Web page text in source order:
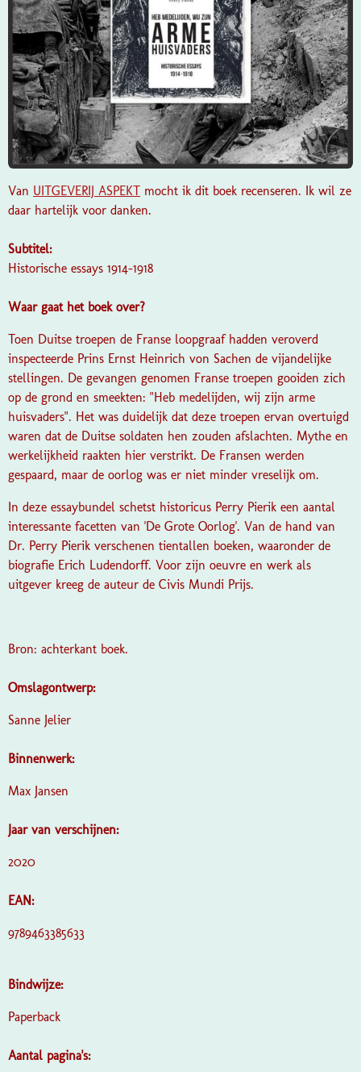
Van UITGEVERIJ ASPEKT mocht ik dit boek recenseren. Ik wil ze
daar hartelijk voor danken.
Subtitel:
Historische essays 1914-1918
Waar gaat het boek over?
Toen Duitse troepen de Franse loopgraaf hadden veroverd
inspecteerde Prins Ernst Heinrich von Sachen de vijandelijke
stellingen. De gevangen genomen Franse troepen gooiden zich
op de grond en smeekten: "Heb medelijden, wij zijn arme
huisvaders". Het was duidelijk dat deze troepen ervan overtuigd
waren dat de Duitse soldaten hen zouden afslachten. Mythe en
werkelijkheid raakten hier verstrikt. De Fransen werden
gespaard, maar de oorlog was er niet minder vreselijk om.
In deze essaybundel schetst historicus Perry Pierik een aantal
interessante facetten van 'De Grote Oorlog'. Van de hand van
Dr. Perry Pierik verschenen tientallen boeken, waaronder de
biografie Erich Ludendorff. Voor zijn oeuvre en werk als
uitgever kreeg de auteur de Civis Mundi Prijs.
Bron: achterkant boek.
Omslagontwerp:
Sanne Jelier
Binnenwerk:
Max Jansen
Jaar van verschijnen:
2020
EAN:
9789463385633
Bindwijze:
Paperback
Aantal pagina's: